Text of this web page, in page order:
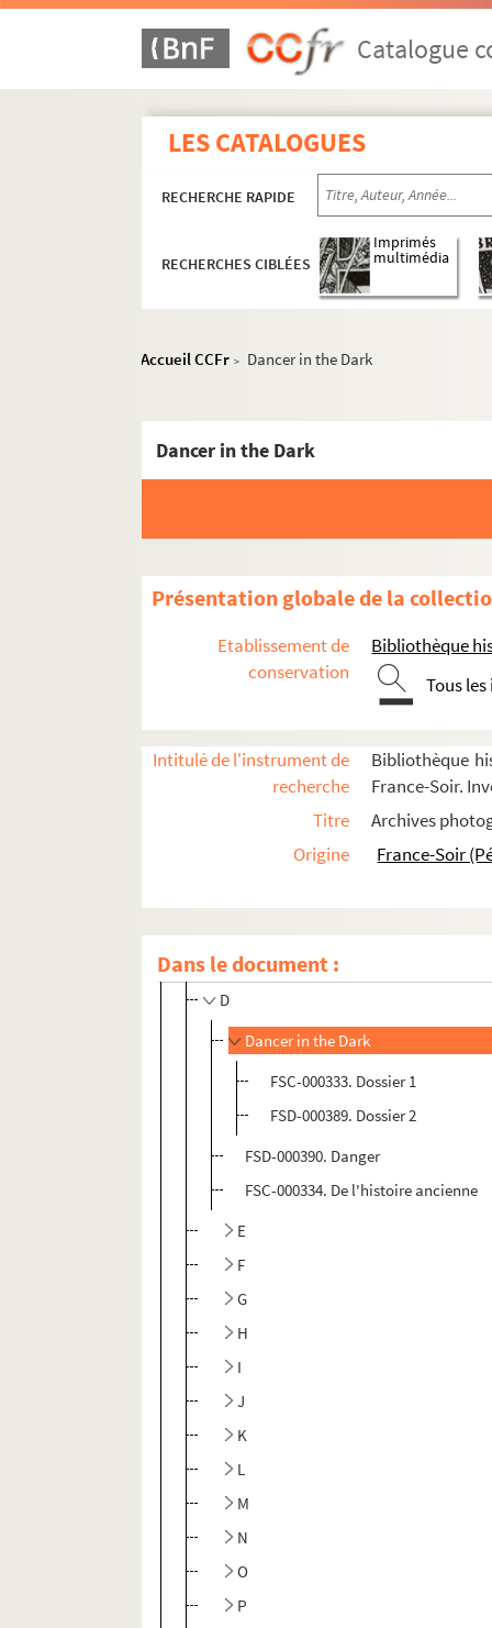
Catalogue
LES CATALOGUES
RECHERCHE RAPIDE
RECHERCHES CIBLÉES
Imprimés
multimédia
Accueil CCFr > Dancer in the Dark
Dancer in the Dark
Présentation globale de la
Etablissement de
conservation
Bibliothèque
Tous
Intitulé de l'instrument de
recherche
Bibliothèque
France-Soir.
Titre
Archives
Origine
France-Soir
Dans le document :
Cinéma
Généralités
Exploitations et Salles de cinéma
Manifestations
A
C
D
Dancer in the Dark
FSC-000333. Dossier 1
FSD-000389. Dossier 2
FSD-000390. Danger
FSC-000334. De l'histoire ancienne
E
F
G
H
I
J
K
L
M
N
O
P